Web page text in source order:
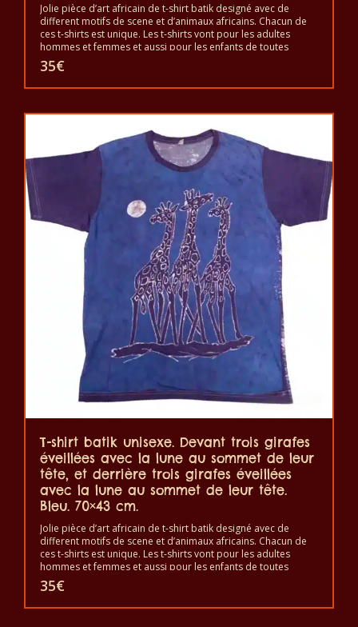
Jolie pièce d’art africain de t-shirt batik designé avec de
different motifs de scene et d’animaux africains. Chacun de
ces t-shirts est unique. Les t-shirts vont pour les adultes
hommes et femmes et aussi pour les enfants de toutes
tailles. Le t-shirt peut être lavé en machine à 40°C. Il ne fait
pas sortir de couleur. Les t-shirts sont 100% coton.
35€
T-shirt batik unisexe. Devant trois girafes
éveillées avec la lune au sommet de leur
tête, et derrière trois girafes éveillées
avec la lune au sommet de leur tête.
Bleu. 70×43 cm.
Jolie pièce d’art africain de t-shirt batik designé avec de
different motifs de scene et d’animaux africains. Chacun de
ces t-shirts est unique. Les t-shirts vont pour les adultes
hommes et femmes et aussi pour les enfants de toutes
tailles. Le t-shirt peut être lavé en machine à 40°C. Il ne fait
pas sortir de couleur. Les t-shirts sont 100% coton.
35€